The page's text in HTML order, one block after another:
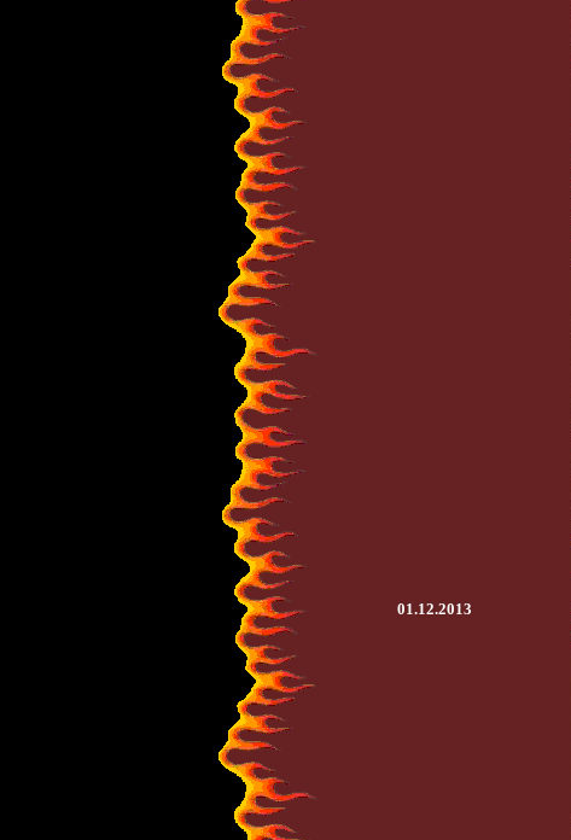
01.12.2013